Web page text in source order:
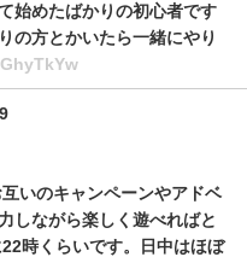
始めたばかりの初心者です
の方とかいたら一緒にやり
いのキャンペーンやアドベ
しながら楽しく遊べればと
時くらいです。日中はほぼ